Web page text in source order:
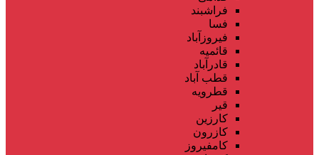
فراشبند
فسا
فیروزآباد
قائمیه
قادرآباد
قطب آباد
قطرویه
قیر
کارزین
کازرون
کامفیروز